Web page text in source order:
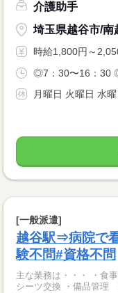
介護助手
埼玉県越谷市/南
時給1,800円～
◎7：30〜16：30
月曜日 火曜日 水
[一般派遣]
越谷駅⇒病院で
験不問#資格不問
主な業務は・・・ ・食
シーツ交換 ・備品管理 など 病院の看護助手を新規募集